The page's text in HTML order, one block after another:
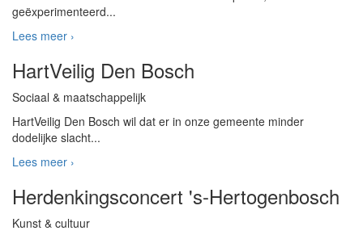
geëxperimenteerd...
Lees meer ›
HartVeilig Den Bosch
Sociaal & maatschappelijk
HartVeilig Den Bosch wil dat er in onze gemeente minder
dodelijke slacht...
Lees meer ›
Herdenkingsconcert 's-Hertogenbosch
Kunst & cultuur